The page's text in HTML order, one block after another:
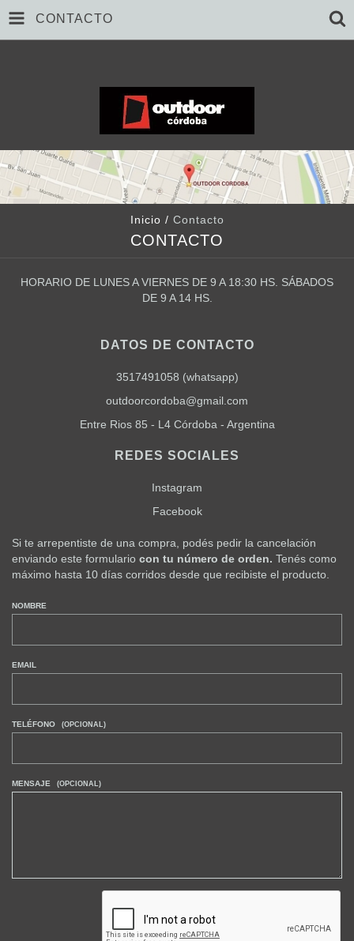
CONTACTO
Inicio / Contacto
CONTACTO
HORARIO DE LUNES A VIERNES DE 9 A 18:30 HS. SÁBADOS
DE 9 A 14 HS.
DATOS DE CONTACTO
3517491058 (whatsapp)
outdoorcordoba@gmail.com
Entre Rios 85 - L4 Córdoba - Argentina
REDES SOCIALES
Instagram
Facebook
Si te arrepentiste de una compra, podés pedir la cancelación
enviando este formulario con tu número de orden. Tenés como
máximo hasta 10 días corridos desde que recibiste el producto.
NOMBRE
EMAIL
TELÉFONO (OPCIONAL)
MENSAJE (OPCIONAL)